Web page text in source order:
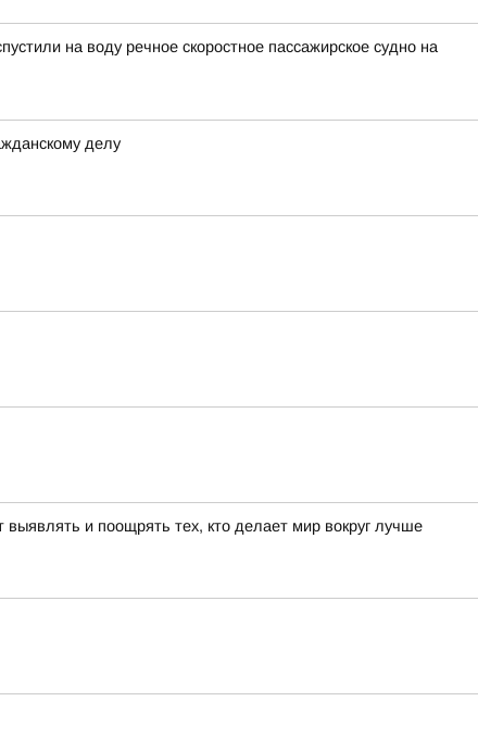
на воду речное скоростное пассажирское судно на
делу
и поощрять тех, кто делает мир вокруг лучше